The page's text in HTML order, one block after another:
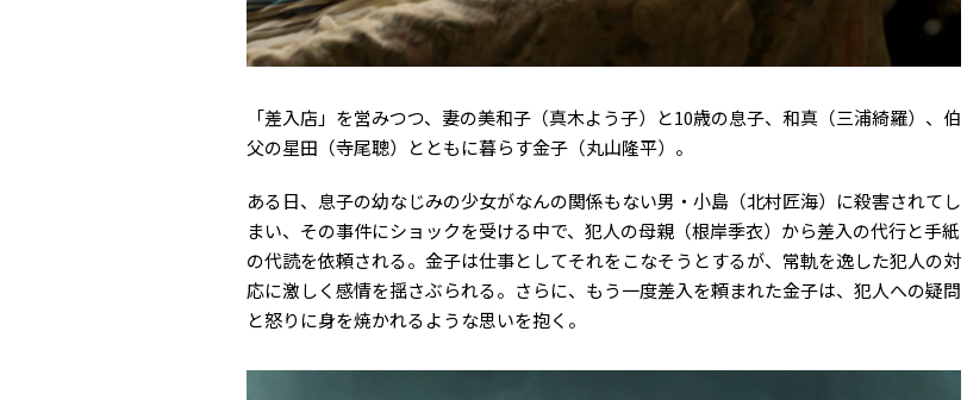
「差入店」を営みつつ、妻の美和子（真木よう子）と10歳の息子、和真（三浦綺羅）、伯
父の星田（寺尾聰）とともに暮らす金子（丸山隆平）。
ある日、息子の幼なじみの少女がなんの関係もない男・小島（北村匠海）に殺害されてし
まい、その事件にショックを受ける中で、犯人の母親（根岸季衣）から差入の代行と手紙
の代読を依頼される。金子は仕事としてそれをこなそうとするが、常軌を逸した犯人の対
応に激しく感情を揺さぶられる。さらに、もう一度差入を頼まれた金子は、犯人への疑問
と怒りに身を焼かれるような思いを抱く。